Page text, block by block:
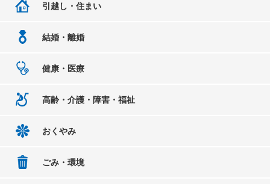
引越し・住まい
結婚・離婚
健康・医療
高齢・介護・障害・福祉
おくやみ
ごみ・環境